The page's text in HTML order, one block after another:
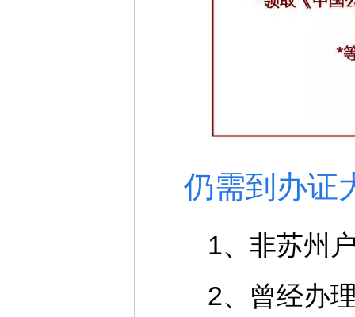
仍需到办证
1、非苏州
2、曾经办